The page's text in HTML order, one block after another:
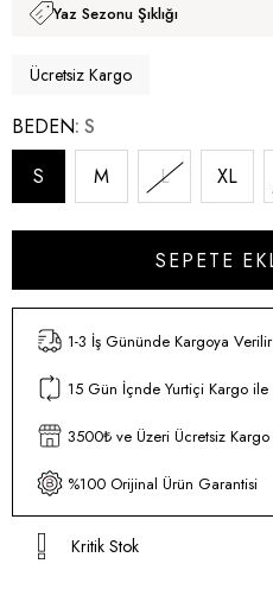
Yaz Sezonu Şıklığı
Ücretsiz Kargo
BEDEN S
S
M L XL
1-3 İş Gününde Kargoya Verilir
15 Gün İçnde Yurtiçi Kargo ile
3500₺ ve Üzeri Ücretsiz Kargo
%100 Orijinal Ürün Garantisi
Kritik Stok